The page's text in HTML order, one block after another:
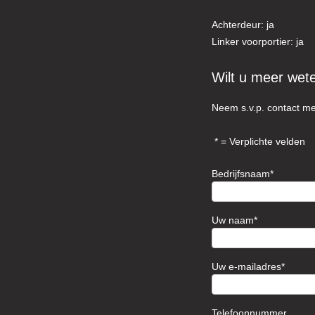
Achterdeur: ja
Linker voorportier: ja
Wilt u meer
Neem s.v.p. contact
= Verplichte velden
Bedrijfsnaam
Uw naam
Uw e-mailadres